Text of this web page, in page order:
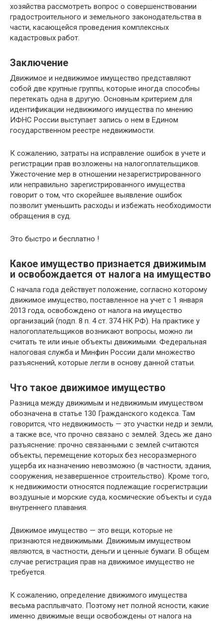
хозяйства рассмотреть вопрос о совершенствовании
градостроительного и земельного законодательства в
части, касающейся проведения комплексных
кадастровых работ.
Заключение
Движимое и недвижимое имущество представляют
собой две крупные группы, которые иногда способны
перетекать одна в другую. Основным критерием для
идентификации недвижимого имущества по мнению
ИФНС России выступает запись о нем в Едином
государственном реестре недвижимости.
К сожалению, затраты на исправление ошибок в учете и
регистрации прав возложены на налогоплательщиков.
Ужесточение мер в отношении незарегистрированного
или неправильно зарегистрированного имущества
говорит о том, что скорейшее выявление ошибок
позволит уменьшить расходы и избежать необходимости
обращения в суд.
Это быстро и бесплатно !
Какое имущество признается движимым
и освобождается от налога на имущество
С начала года действует положение, согласно которому
движимое имущество, поставленное на учет с 1 января
2013 года, освобождено от налога на имущество
организаций (подп. 8 п. 4 ст. 374 НК РФ). На практике у
налогоплательщиков возникают вопросы, можно ли
считать те или иные объекты движимыми. Федеральная
налоговая служба и Минфин России дали множество
разъяснений, которые легли в основу данной статьи.
Что такое движимое имущество
Разница между движимым и недвижимым имуществом
обозначена в статье 130 Гражданского кодекса. Там
говорится, что недвижимость — это участки недр и земли,
а также все, что прочно связано с землей. Здесь же дано
разъяснение: прочно связанными с землей считаются
объекты, перемещение которых без несоразмерного
ущерба их назначению невозможно (в частности, здания,
сооружения, незавершенное строительство). Кроме того,
к недвижимости относятся подлежащие госрегистрации
воздушные и морские суда, космические объекты и суда
внутреннего плавания.
Движимое имущество — это вещи, которые не
признаются недвижимыми. Движимым имуществом
являются, в частности, деньги и ценные бумаги. В общем
случае регистрация прав на движимое имущество не
требуется.
К сожалению, определение движимого имущества
весьма расплывчато. Поэтому нет полной ясности, какие
именно движимые вещи освобождены от налога на